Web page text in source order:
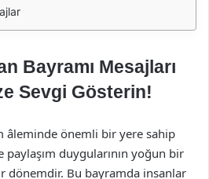
Bayramı Mesajları
Sevgi Gösterin!
âleminde önemli bir yere sahip
duygularının yoğun bir
dönemdir. Bu bayramda insanlar